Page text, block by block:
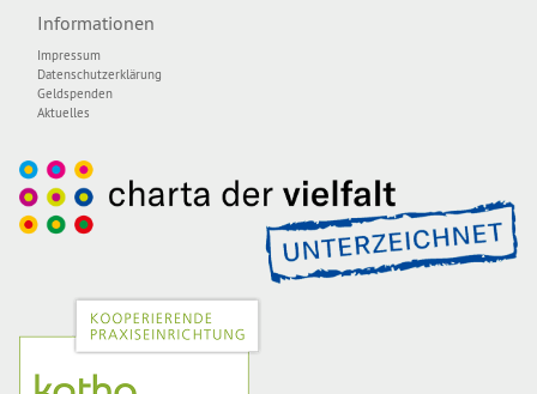
Informationen
Impressum
Datenschutzerklärung
Geldspenden
Aktuelles